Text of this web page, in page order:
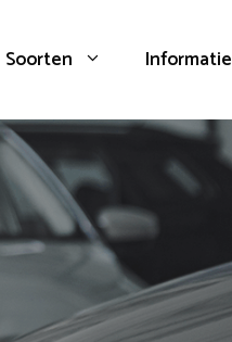
Soorten Informatie